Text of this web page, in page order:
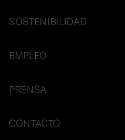
SOSTENIBILIDAD
EMPLEO
PRENSA
CONTACTO